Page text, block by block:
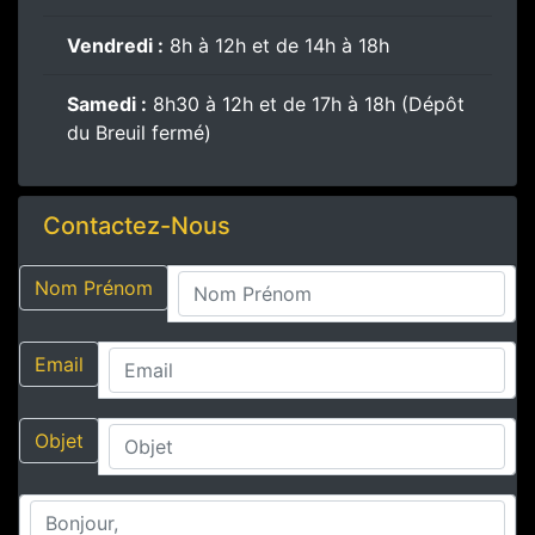
Vendredi : 8h à 12h et de 14h à 18h
Samedi : 8h30 à 12h et de 17h à 18h (Dépôt
du Breuil fermé)
Contactez-Nous
Nom Prénom
Email
Objet